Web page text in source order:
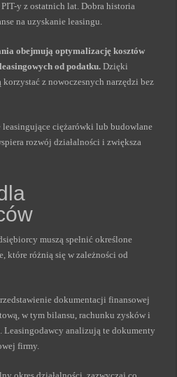
y z ostatnich lat. Dobra historia
na uzyskanie leasingu.
obejmują optymalizację kosztów
od podatku. Dzięki
z nowoczesnych narzędzi bez
ciężarówki lub budowlane
rozwój działalności i zwiększa
muszą spełnić określone
które różnią się w zależności od
dokumentacji finansowej
w tym bilansu, rachunku zysków i
Leasingodawcy analizują te dokumenty
firmy.